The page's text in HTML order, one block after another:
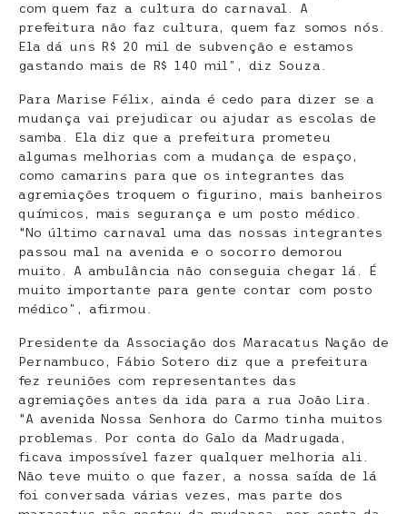
com quem faz a cultura do carnaval. A
prefeitura não faz cultura, quem faz somos nós.
Ela dá uns R$ 20 mil de subvenção e estamos
gastando mais de R$ 140 mil”, diz Souza.
Para Marise Félix, ainda é cedo para dizer se a
mudança vai prejudicar ou ajudar as escolas de
samba. Ela diz que a prefeitura prometeu
algumas melhorias com a mudança de espaço,
como camarins para que os integrantes das
agremiações troquem o figurino, mais banheiros
químicos, mais segurança e um posto médico.
“No último carnaval uma das nossas integrantes
passou mal na avenida e o socorro demorou
muito. A ambulância não conseguia chegar lá. É
muito importante para gente contar com posto
médico”, afirmou.
Presidente da Associação dos Maracatus Nação de
Pernambuco, Fábio Sotero diz que a prefeitura
fez reuniões com representantes das
agremiações antes da ida para a rua João Lira.
“A avenida Nossa Senhora do Carmo tinha muitos
problemas. Por conta do Galo da Madrugada,
ficava impossível fazer qualquer melhoria ali.
Não teve muito o que fazer, a nossa saída de lá
foi conversada várias vezes, mas parte dos